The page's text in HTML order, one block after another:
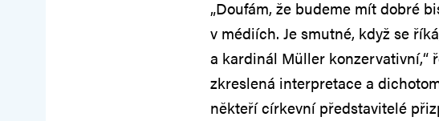
„Doufám, že budeme mít dobré
v médiích. Je smutné, když se
a kardinál Müller konzervativní,“
zkreslená interpretace a
někteří církevní představitelé